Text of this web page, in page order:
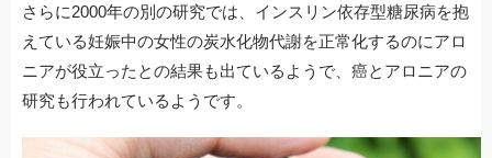
さらに2000年の別の研究では、インスリン依存型糖尿病を抱
えている妊娠中の女性の炭水化物代謝を正常化するのにアロ
ニアが役立ったとの結果も出ているようで、癌とアロニアの
研究も行われているようです。